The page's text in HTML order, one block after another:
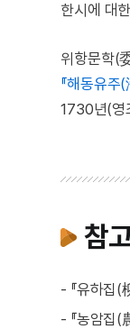
한시에 대
위항문학(
『해동유주
1730년(영
참
- 『유하집(
- 『농암집(